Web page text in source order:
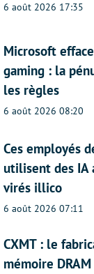
6 août 2026 17:35
Microsoft
gaming : la
les règles
6 août 2026 08:20
Ces employés
utilisent des IA
virés illico
6 août 2026 07:11
CXMT : le
mémoire